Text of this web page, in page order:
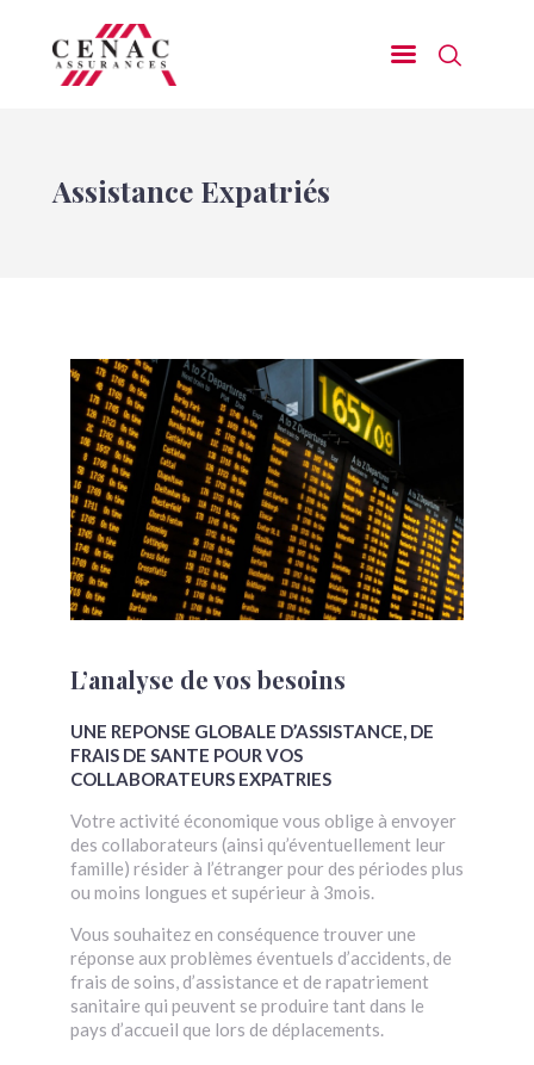
Assistance Expatriés
Assurances de Particuliers
Demander un devis
Nous contacter
L’analyse de vos besoins
UNE REPONSE GLOBALE D’ASSISTANCE, DE
FRAIS DE SANTE POUR VOS
COLLABORATEURS EXPATRIES
Votre activité économique vous oblige à envoyer
des collaborateurs (ainsi qu’éventuellement leur
famille) résider à l’étranger pour des périodes plus
ou moins longues et supérieur à 3mois.
Vous souhaitez en conséquence trouver une
réponse aux problèmes éventuels d’accidents, de
frais de soins, d’assistance et de rapatriement
sanitaire qui peuvent se produire tant dans le
pays d’accueil que lors de déplacements.